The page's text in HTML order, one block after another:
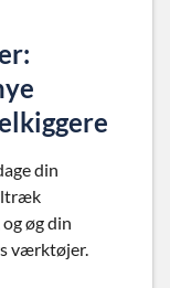
din
øg din
værktøjer.